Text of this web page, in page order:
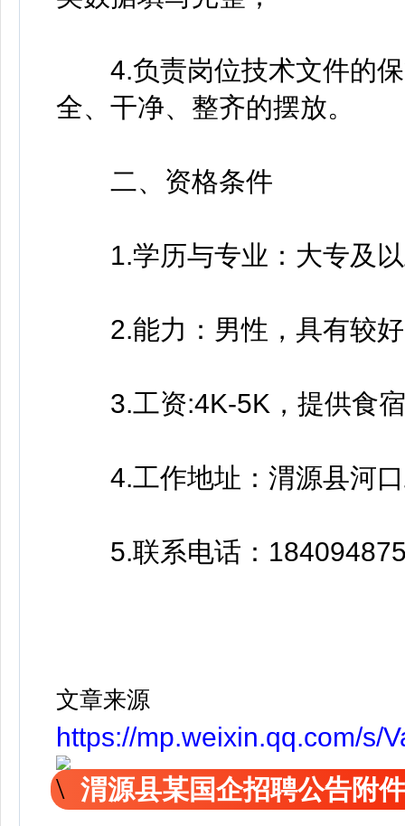
4.负责岗位技术文件的保
全、干净、整齐的摆放。
二、资格条件
1.学历与专业：大专及以
2.能力：男性，具有较好
3.工资:4K-5K，提供食宿
4.工作地址：渭源县河口
5.联系电话：
文章来源
https://mp.weixin.qq.com/s/
渭源县某国企招聘公告附件